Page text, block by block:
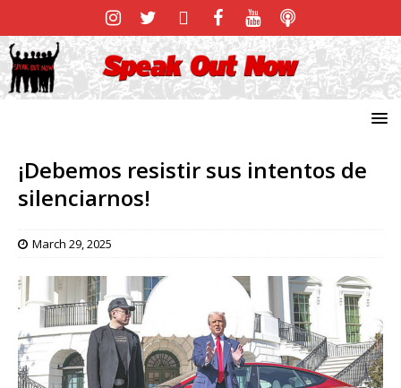
¡Debemos resistir sus intentos de
silenciarnos!
March 29, 2025